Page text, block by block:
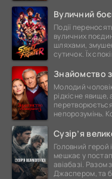
Вуличний
Події
вуличних
шляхами,
сутичок. Їх
Знайомство
Молодий
рідкісне
непорозумінь.
Сузір’я
Головний герой
мешкає у
авіабазі. Разом
Джаспером, та